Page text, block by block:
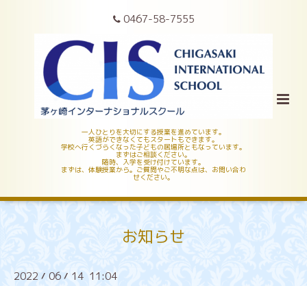
0467-58-7555
一人ひとりを大切にする授業を進めています。
英語ができなくてもスタートもできます。
学校へ行くづらくなった子どもの居場所ともなっています。
まずはご相談ください。
随時、入学を受け付けています。
まずは、体験授業から。ご質問やご不明な点は、お問い合わ
せください。
お知らせ
2022 / 06 / 14 11:04